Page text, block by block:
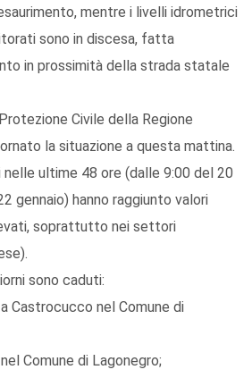
mentre i livelli idrometrici
sono in discesa, fatta
in prossimità della strada statale
Civile della Regione
la situazione a questa mattina.
ultime 48 ore (dalle 9:00 del 20
gennaio) hanno raggiunto valori
soprattutto nei settori
sono caduti:
Castrocucco nel Comune di
Comune di Lagonegro;